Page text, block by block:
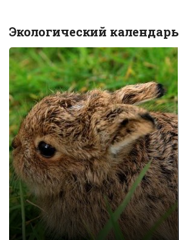
Экологический календарь